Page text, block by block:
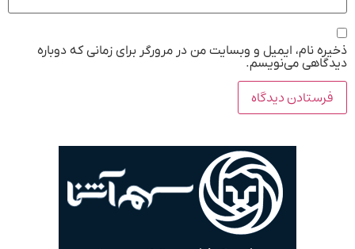
ذخیره نام، ایمیل و وبسایت من در مرورگر برای زمانی که دوباره
دیدگاهی می‌نویسم.